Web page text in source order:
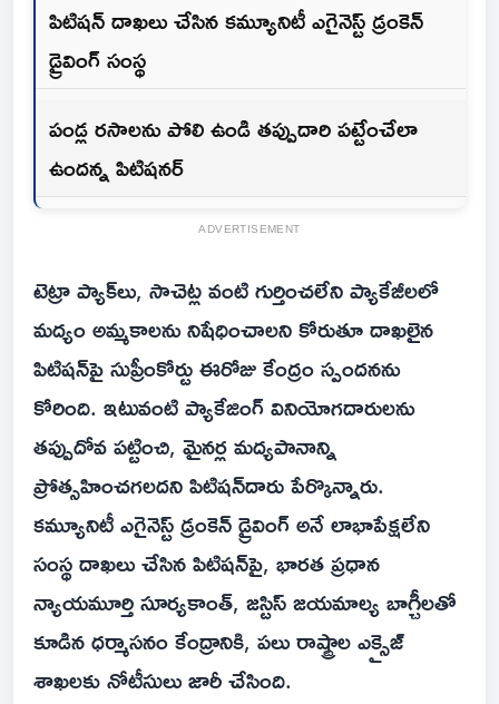
పిటిషన్ దాఖలు చేసిన కమ్యూనిటీ ఎగైనెస్ట్ డ్రంకెన్
డ్రైవింగ్ సంస్థ
పండ్ల రసాలను పోలి ఉండి తప్పుదారి పట్టేంచేలా
ఉందన్న పిటిషనర్
ADVERTISEMENT
టెట్రా ప్యాక్‌లు, సాచెట్ల వంటి గుర్తించలేని ప్యాకేజీలలో
మద్యం అమ్మకాలను నిషేధించాలని కోరుతూ దాఖలైన
పిటిషన్‌పై సుప్రీంకోర్టు ఈరోజు కేంద్రం స్పందనను
కోరింది. ఇటువంటి ప్యాకేజింగ్ వినియోగదారులను
తప్పుదోవ పట్టించి, మైనర్ల మద్యపానాన్ని
ప్రోత్సహించగలదని పిటిషన్‌దారు పేర్కొన్నారు.
కమ్యూనిటీ ఎగైనెస్ట్ డ్రంకెన్ డ్రైవింగ్ అనే లాభాపేక్షలేని
సంస్థ దాఖలు చేసిన పిటిషన్‌పై, భారత ప్రధాన
న్యాయమూర్తి సూర్యకాంత్, జస్టిస్ జయమాల్య బాగ్చీలతో
కూడిన ధర్మాసనం కేంద్రానికి, పలు రాష్ట్రాల ఎక్సైజ్
శాఖలకు నోటీసులు జారీ చేసింది.